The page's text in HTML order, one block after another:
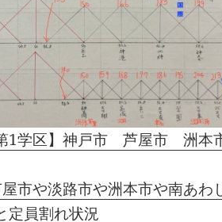
1学区】神戸市 芦屋市 洲本
屋市や淡路市や洲本市や南あわ
定員割れ状況